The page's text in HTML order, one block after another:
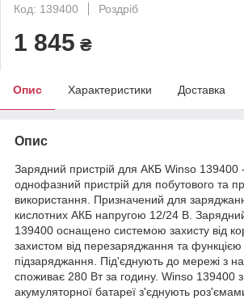
Код: 139400
Роздріб
1 845 ₴
Опис Характеристики Доставка
Опис
Зарядний пристрій для АКБ Winso 139400
однофазний пристрій для побутового та
використання. Призначений для
кислотних АКБ напругою 12/24 B.
139400 оснащено системою захисту від
захистом від перезаряджання та
підзаряджання. Під'єднують до мережі з
споживає 280 Вт за годину. Winso 139400 з
акумуляторної батареї з'єднують